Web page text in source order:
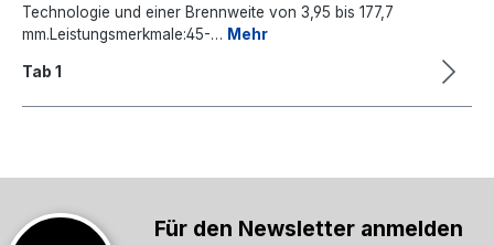
Technologie und einer Brennweite von 3,95 bis 177,7
mm.Leistungsmerkmale:45-… Mehr
Tab 1
Für den Newsletter anmelden